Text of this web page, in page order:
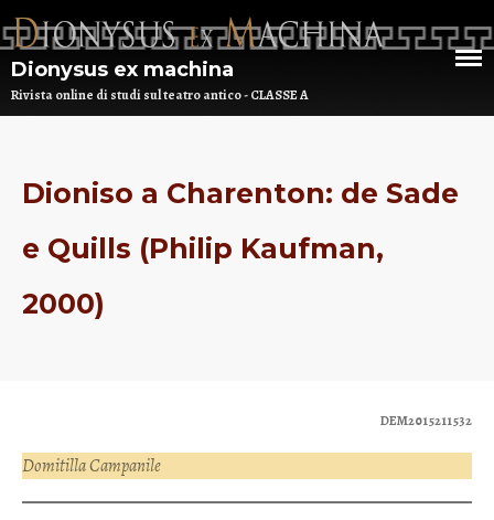
DEM NUMERO 16 – ANNO 2025
Dionysus ex machina
Rivista online di studi sul teatro antico - CLASSE A
Dioniso a Charenton: de Sade
e Quills (Philip Kaufman,
2000)
DEM2015211532
Domitilla Campanile